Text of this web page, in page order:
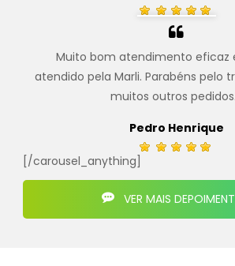
Muito bom atendimento eficaz
atendido pela Marli. Parabéns pelo
muitos outros pedidos.
Pedro Henrique
[/carousel_anything]
VER MAIS